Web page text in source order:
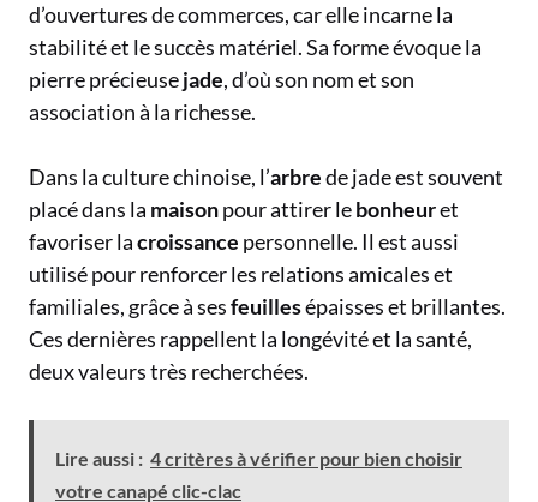
d’ouvertures de commerces, car elle incarne la
stabilité et le succès matériel. Sa forme évoque la
pierre précieusejade, d’où son nom et son
association à la richesse.
Dans la culture chinoise, l’arbrede jade est souvent
placé dans la maisonpour attirer lebonheuret
favoriser lacroissance personnelle. Il est aussi
utilisé pour renforcer les relations amicales et
familiales, grâce à sesfeuillesépaisses et brillantes.
Ces dernières rappellent la longévité et la santé,
deux valeurs très recherchées.
Lire aussi : 4 critères à vérifier pour bien choisir
votre canapé clic-clac